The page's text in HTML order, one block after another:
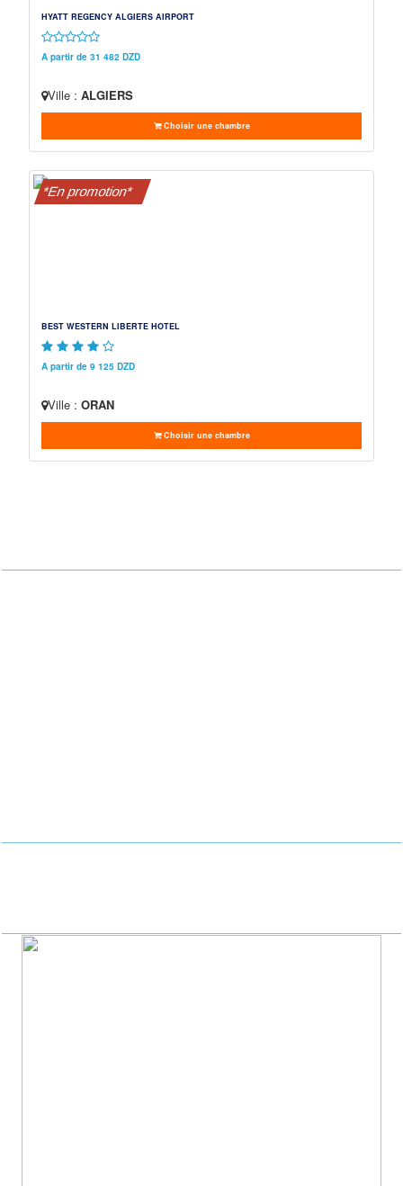
HYATT REGENCY ALGIERS AIRPORT
A partir de 31 482 DZD
Ville : ALGIERS
Choisir une chambre
*En promotion*
BEST WESTERN LIBERTE HOTEL
A partir de 9 125 DZD
Ville : ORAN
Choisir une chambre